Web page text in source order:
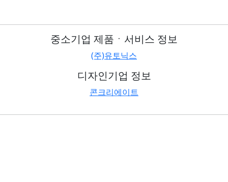
중소기업 제품ㆍ서비스 정보
(주)유토닉스
디자인기업 정보
콘크리에이트